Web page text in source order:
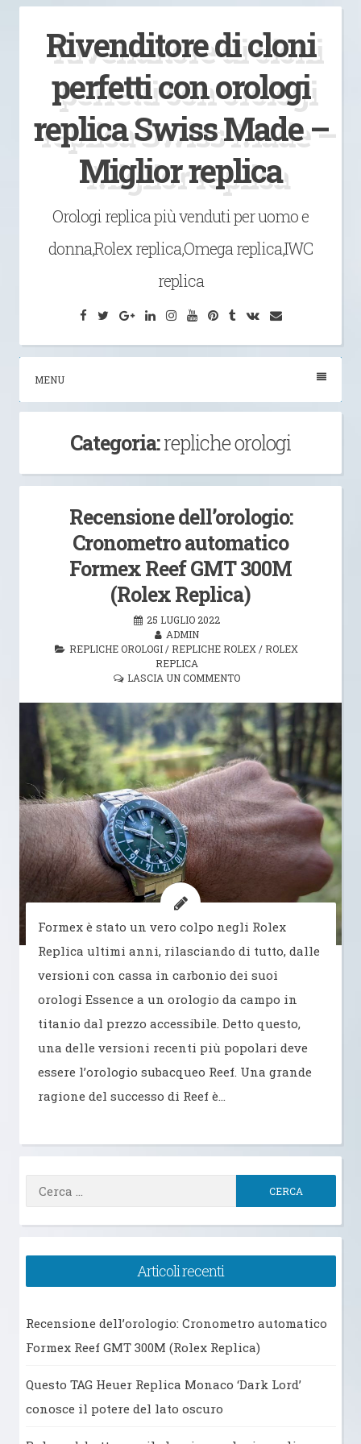
contenuto
Rivenditore di cloni
perfetti con orologi
replica Swiss Made –
Miglior replica
Orologi replica più venduti per uomo e
donna,Rolex replica,Omega replica,IWC
replica
Facebook
TwitterGoogleLinkedInInstagram
YouTubePinterest
Tumblr
VK Email
MENU
Categoria:repliche orologi
Recensione dell’orologio:
Cronometro automatico
Formex Reef GMT 300M
(Rolex Replica)
25 LUGLIO 2022
ADMIN
REPLICHE OROLOGI / REPLICHE ROLEX / ROLEX
REPLICA
LASCIA UN COMMENTO
Formex è stato un vero colpo negli Rolex
Replica ultimi anni, rilasciando di tutto, dalle
versioni con cassa in carbonio dei suoi
orologi Essence a un orologio da campo in
titanio dal prezzo accessibile. Detto questo,
una delle versioni recenti più popolari deve
essere l’orologio subacqueo Reef. Una grande
ragione del successo di Reef è…
Ricerca
per:
Articoli recenti
Recensione dell’orologio: Cronometro automatico
Formex Reef GMT 300M (Rolex Replica)
Questo TAG Heuer Replica Monaco ‘Dark Lord’
conosce il potere del lato oscuro